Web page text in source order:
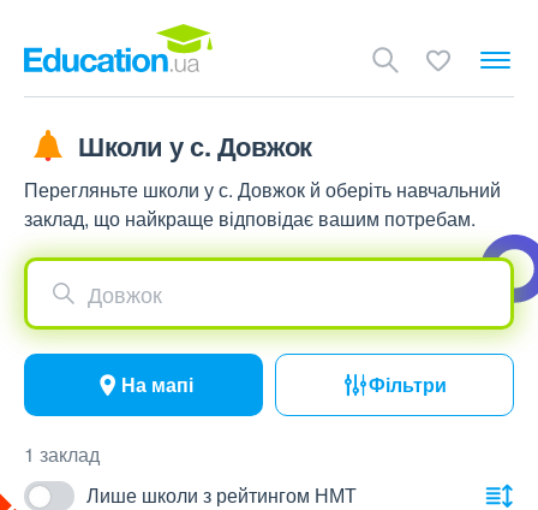
Школи у с. Довжок
Перегляньте школи у с. Довжок й оберіть навчальний
заклад, що найкраще відповідає вашим потребам.
Довжок
На мапі Фільтри
1 заклад
Лише школи з рейтингом НМТ